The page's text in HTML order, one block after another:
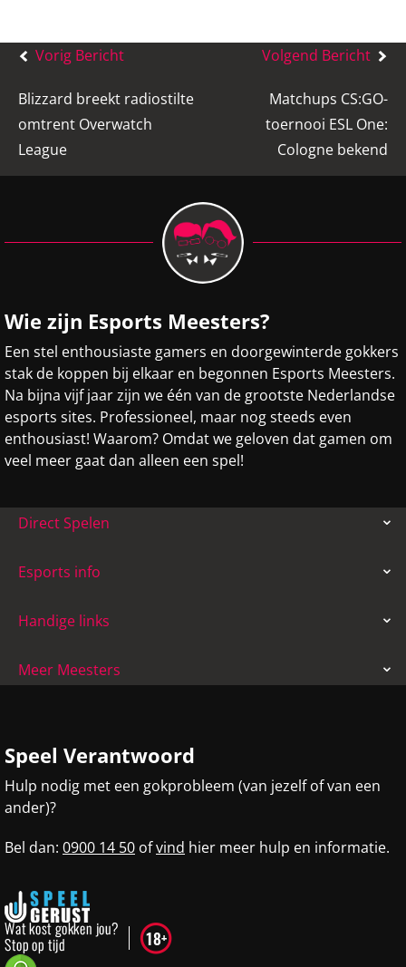
Bericht
Vorig Bericht
Blizzard breekt radiostilte
omtrent Overwatch
League
Volgend Bericht
Matchups CS:GO-
toernooi ESL One:
Cologne bekend
Wie zijn Esports Meesters?
Een stel enthousiaste gamers en doorgewinterde gokkers
stak de koppen bij elkaar en begonnen Esports Meesters.
Na bijna vijf jaar zijn we één van de grootste Nederlandse
esports sites. Professioneel, maar nog steeds even
enthousiast! Waarom? Omdat we geloven dat gamen om
veel meer gaat dan alleen een spel!
Direct Spelen
Esports info
Handige links
Meer Meesters
Speel Verantwoord
Hulp nodig met een gokprobleem (van jezelf of van een
ander)?
Bel dan: 0900 14 50 ofvind hier meer hulp en informatie.